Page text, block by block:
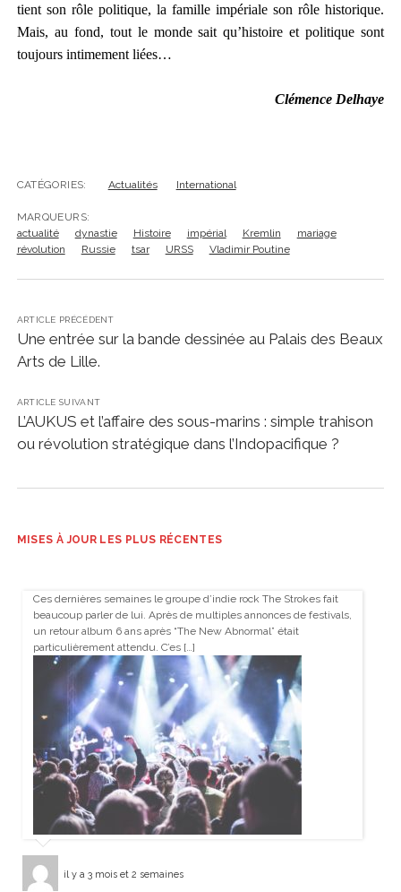
tient son rôle politique, la famille impériale son rôle historique.
Mais, au fond, tout le monde sait qu’histoire et politique sont
toujours intimement liées…
Clémence Delhaye
CATÉGORIES: Actualités International
MARQUEURS:
actualité
dynastie Histoire impérial Kremlin
mariage
révolution
Russie tsar URSS Vladimir Poutine
ARTICLE PRÉCÉDENT
Une entrée sur la bande dessinée au Palais des Beaux
Arts de Lille.
ARTICLE SUIVANT
L’AUKUS et l’affaire des sous-marins : simple trahison
ou révolution stratégique dans l’Indopacifique ?
MISES À JOUR LES PLUS RÉCENTES
Ces dernières semaines le groupe d’indie rock The Strokes fait
beaucoup parler de lui. Après de multiples annonces de festivals,
un retour album 6 ans après “The New Abnormal” était
particulièrement attendu. C’es […]
il y a 3 mois et 2 semaines